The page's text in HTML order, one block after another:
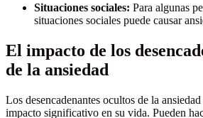
Situaciones sociales: Para algunas
situaciones sociales puede causar
El impacto de los
de la ansiedad
Los desencadenantes ocultos de la
impacto significativo en su vida. Pueden